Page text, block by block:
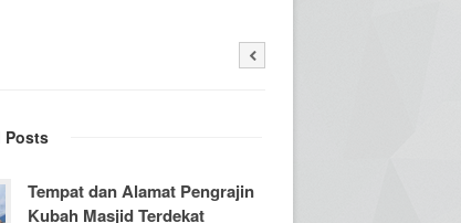
Posts
Tempat dan Alamat Pengrajin
Kubah Masjid Terdekat